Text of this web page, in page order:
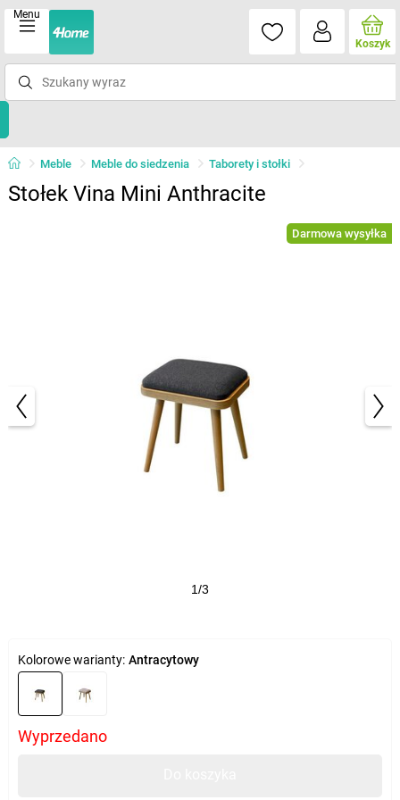
Menu
Koszyk
Meble Meble do siedzenia Taborety i stołki
Stołek Vina Mini Anthracite
Darmowa wysyłka
1/3
Kolorowe warianty: Antracytowy
Wyprzedano